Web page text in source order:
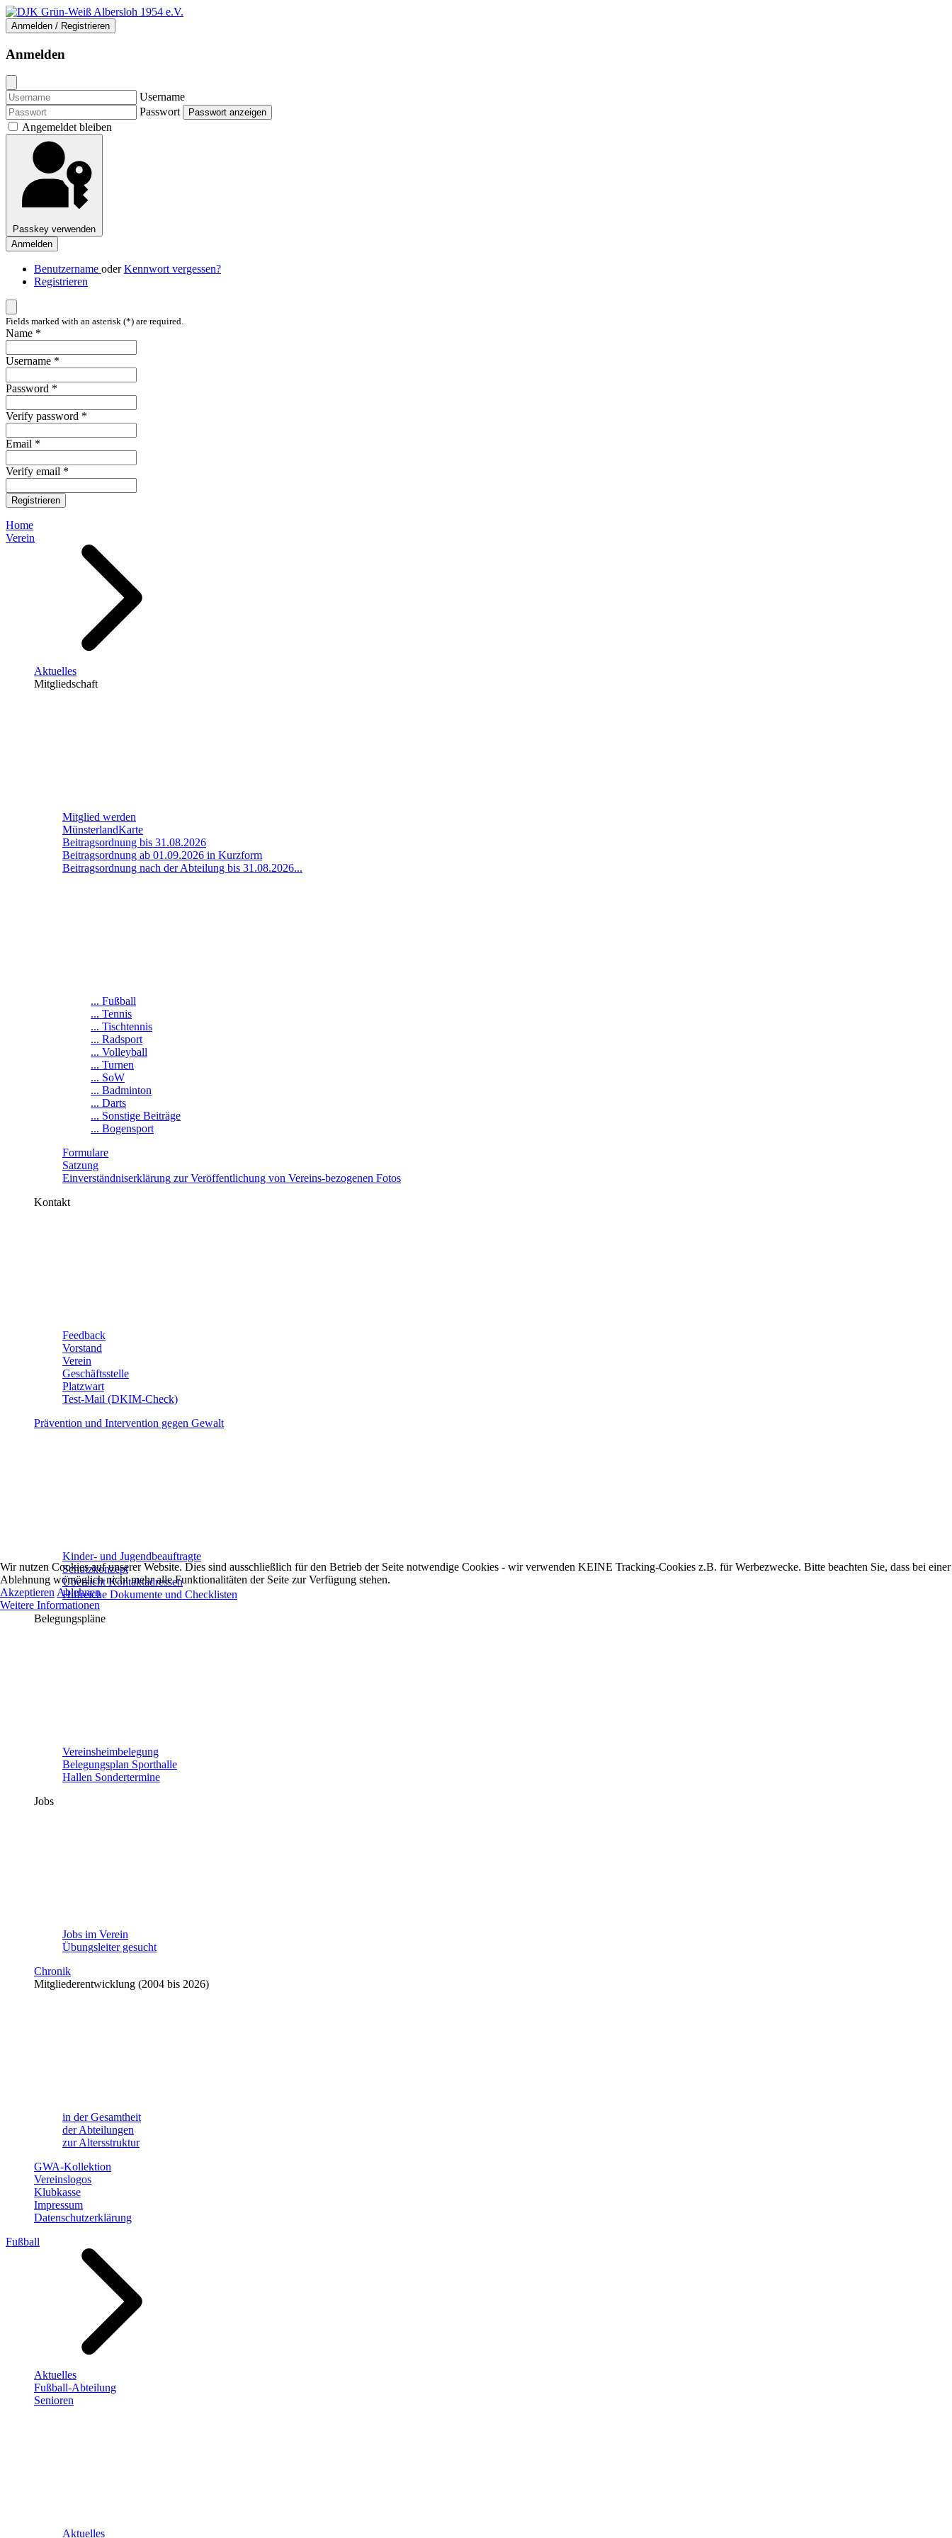
Anmelden / Registrieren
Anmelden
Username
Passwort
Passwort anzeigen
Angemeldet bleiben
Passkey verwenden
Anmelden
Benutzername oderKennwort vergessen?
Registrieren
Fields marked with an asterisk (*) are required.
Name *
Username *
Password *
Verify password *
Email *
Verify email *
Registrieren
Home
Verein
Aktuelles
Mitgliedschaft
Mitglied werden
MünsterlandKarte
Beitragsordnung bis 31.08.2026
Beitragsordnung ab 01.09.2026 in Kurzform
Beitragsordnung nach der Abteilung bis 31.08.2026...
... Fußball
... Tennis
... Tischtennis
... Radsport
... Volleyball
... Turnen
... SoW
... Badminton
... Darts
... Sonstige Beiträge
... Bogensport
Formulare
Satzung
Einverständniserklärung zur Veröffentlichung von Vereins-bezogenen Fotos
Kontakt
Feedback
Vorstand
Verein
Geschäftsstelle
Platzwart
Test-Mail (DKIM-Check)
Prävention und Intervention gegen Gewalt
Kinder- und Jugendbeauftragte
Schutzkonzept
Übersicht Kontaktadressen
Hilfreiche Dokumente und Checklisten
Belegungspläne
Vereinsheimbelegung
Belegungsplan Sporthalle
Hallen Sondertermine
Jobs
Jobs im Verein
Übungsleiter gesucht
Chronik
Mitgliederentwicklung (2004 bis 2026)
in der Gesamtheit
der Abteilungen
zur Altersstruktur
GWA-Kollektion
Vereinslogos
Klubkasse
Impressum
Datenschutzerklärung
Fußball
Aktuelles
Fußball-Abteilung
Senioren
Aktuelles
Wir nutzen Cookies auf unserer Website. Dies sind ausschließlich für den Betrieb der Seite notwendige Cookies - wir verwenden KEINE Tracking-Cookies z.B. für Werbezwecke. Bitte beachten Sie, dass bei einer
Ablehnung womöglich nicht mehr alle Funktionalitäten der Seite zur Verfügung stehen.
Akzeptieren Ablehnen
Weitere Informationen